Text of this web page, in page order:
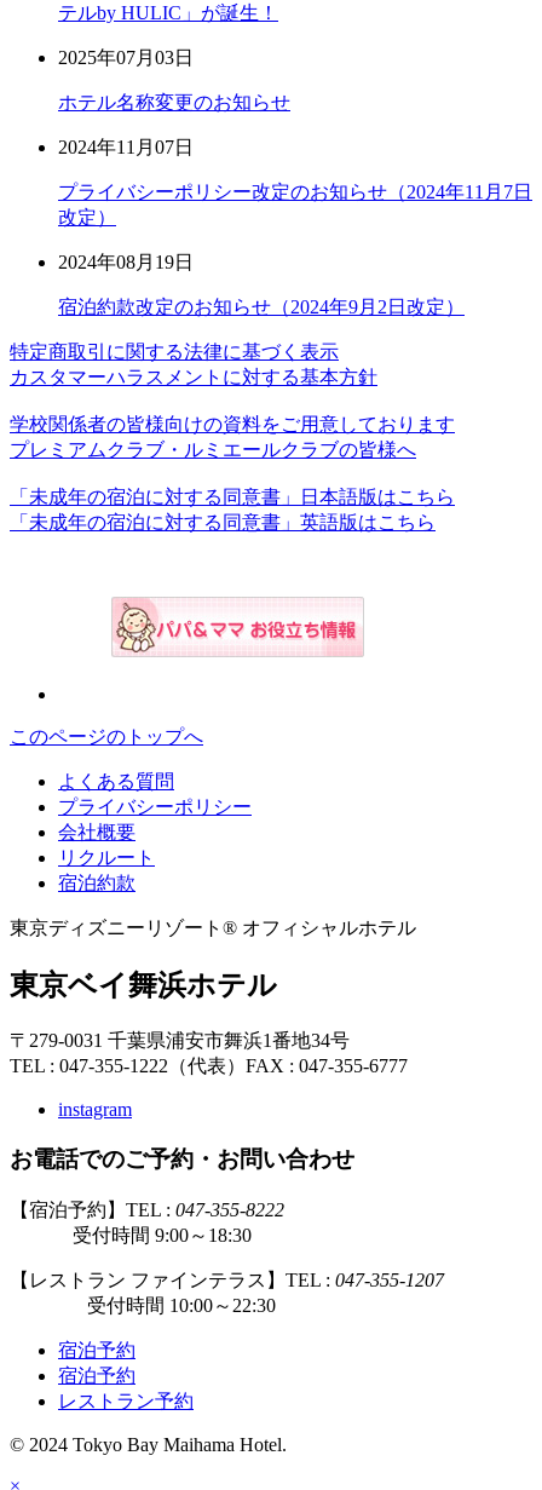
テルby HULIC」が誕生！
2025年07月03日
ホテル名称変更のお知らせ
2024年11月07日
プライバシーポリシー改定のお知らせ（2024年11月7日
改定）
2024年08月19日
宿泊約款改定のお知らせ（2024年9月2日改定）
特定商取引に関する法律に基づく表示
カスタマーハラスメントに対する基本方針
学校関係者の皆様向けの資料をご用意しております
プレミアムクラブ・ルミエールクラブの皆様へ
「未成年の宿泊に対する同意書」日本語版はこちら
「未成年の宿泊に対する同意書」英語版はこちら
このページのトップへ
よくある質問
プライバシーポリシー
会社概要
リクルート
宿泊約款
東京ディズニーリゾート® オフィシャルホテル
東京ベイ舞浜ホテル
〒279-0031 千葉県浦安市舞浜1番地34号
TEL : 047-355-1222（代表） FAX : 047-355-6777
instagram
お電話でのご予約・お問い合わせ
【宿泊予約】TEL : 047-355-8222
受付時間 9:00～18:30
【レストラン ファインテラス】TEL : 047-355-1207
受付時間 10:00～22:30
宿泊予約
宿泊予約
レストラン予約
© 2024 Tokyo Bay Maihama Hotel.
×